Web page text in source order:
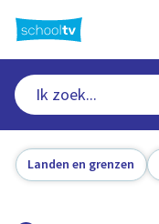
naar
hoofdinhoud
Landen en grenzen